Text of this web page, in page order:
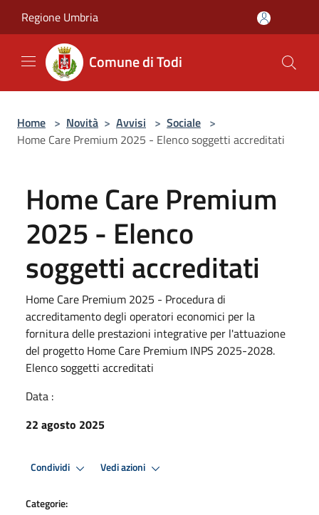
Regione Umbria
Comune di Todi
Home > Novità > Avvisi > Sociale >
Home Care Premium 2025 - Elenco soggetti accreditati
Home Care Premium
2025 - Elenco
soggetti accreditati
Home Care Premium 2025 - Procedura di
accreditamento degli operatori economici per la
fornitura delle prestazioni integrative per l'attuazione
del progetto Home Care Premium INPS 2025-2028.
Elenco soggetti accreditati
Data :
22 agosto 2025
Condividi Vedi azioni
Categorie: